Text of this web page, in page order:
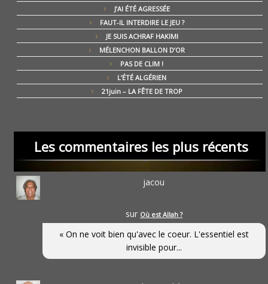
J’AI ÉTÉ AGRESSÉE
FAUT-IL INTERDIRE LE JEU ?
JE SUIS ACHRAF HAKIMI
MÉLENCHON BALLON D’OR
PAS DE CLIM !
L’ÉTÉ ALGÉRIEN
21juin – LA FÊTE DE TROP
Les commentaires les plus récents
jacou
sur Où est Allah ?
« On ne voit bien qu'avec le coeur. L'essentiel est
invisible pour...